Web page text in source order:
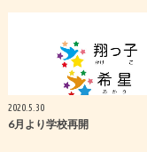
2020.5.30
6月より学校再開